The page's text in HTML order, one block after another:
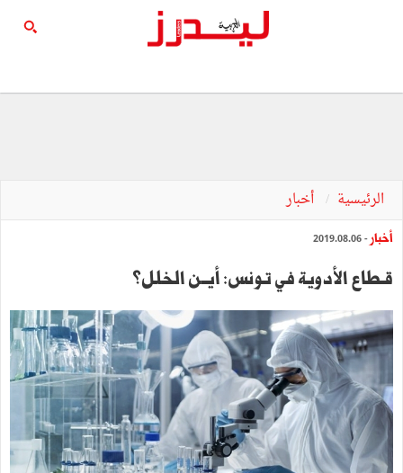
الرئيسية أخبار
أخبار - 2019.08.06
قـطاع الأدوية في تـونس: أيــن الخلل؟